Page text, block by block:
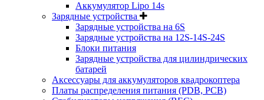
Аккумулятор Lipo 14s
Зарядные устройства
Зарядные устройства на 6S
Зарядные устройства на 12S-14S-24S
Блоки питания
Зарядные устройства для цилиндрических
батарей
Аксессуары для аккумуляторов квадрокоптера
Платы распределения питания (PDB, PCB)